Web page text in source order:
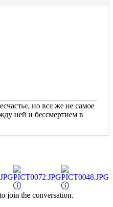
но все же не самое
ней и бессмертием в
to join the conversation.